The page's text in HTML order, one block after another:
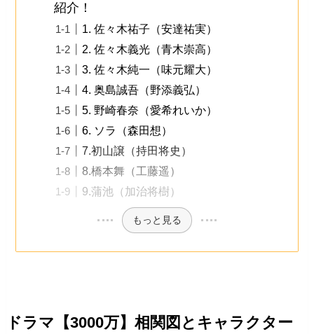
紹介！
1. 佐々木祐子（安達祐実）
2. 佐々木義光（青木崇高）
3. 佐々木純一（味元耀大）
4. 奥島誠吾（野添義弘）
5. 野崎春奈（愛希れいか）
6. ソラ（森田想）
7.初山譲（持田将史）
8.橋本舞（工藤遥）
9.蒲池（加治将樹）
もっと見る
ドラマ【3000万】相関図とキャラクター